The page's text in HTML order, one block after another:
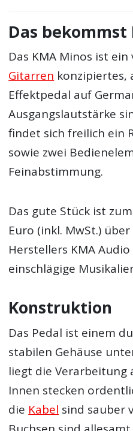
Das bekommst
Das KMA Minos ist
Gitarren konzipiertes,
Effektpedal auf
Ausgangslautstärke
findet sich freilich ein
sowie zwei
Feinabstimmung.
Das gute Stück ist
Euro (inkl. MwSt.)
Herstellers KMA
einschlägige
Konstruktion
Das Pedal ist einem
stabilen Gehäuse
liegt die Verarbeitung
Innen stecken
die Kabel sind sauber